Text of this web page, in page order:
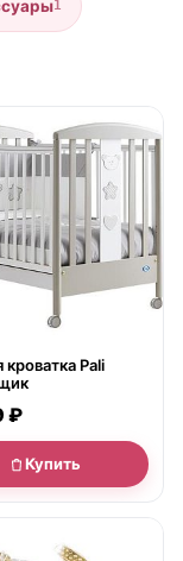
1
кроватка Pali
₽
Купить